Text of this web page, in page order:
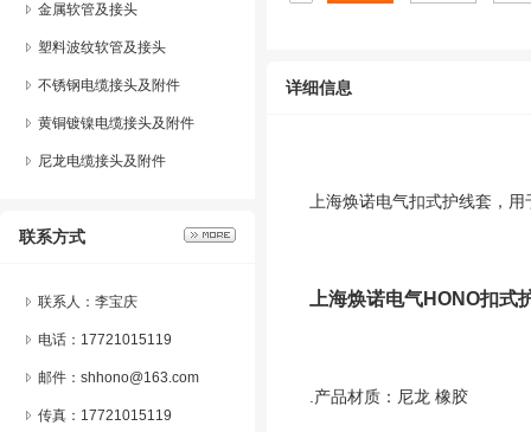
堵头、尼龙闷盖、锁紧螺母、金
软管接头、90度电缆接头、90
度软管接头、316防腐不锈钢填
金属软管及接头
塑料波纹软管及接头
不锈钢电缆接头及附件
黄铜镀镍电缆接头及附件
尼龙电缆接头及附件
联系方式
联系人：李宝庆
电话：17721015119
邮件：shhono@163.com
传真：17721015119
详细信息
上海焕诺电气扣式护线套，
上海焕诺电气HONO扣式
.产品材质：尼龙 橡胶